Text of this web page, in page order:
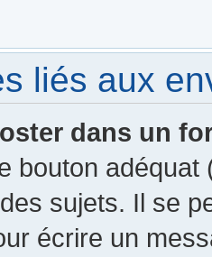
liés aux
dans un
bouton
sujets. Il se
écrire un